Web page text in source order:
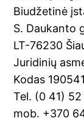
o
o
k
Tr
a
n
sl
at
e
Biudžetinė
S. Daukanto
LT-76230
Juridinių
Kodas
Tel. (0 41) 52
mob. +370